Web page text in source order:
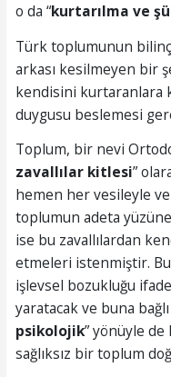
o da “kurtarılma ve
Türk toplumunun
arkası kesilmeyen bir
kendisini kurtaranlara
duygusu beslemesi
Toplum, bir nevi
zavallılar kitlesi”
hemen her vesileyle
toplumun adeta
ise bu zavallılardan
etmeleri istenmiştir.
işlevsel bozukluğu
yaratacak ve buna bağlı
psikolojik” yönüyle
sağlıksız bir toplum